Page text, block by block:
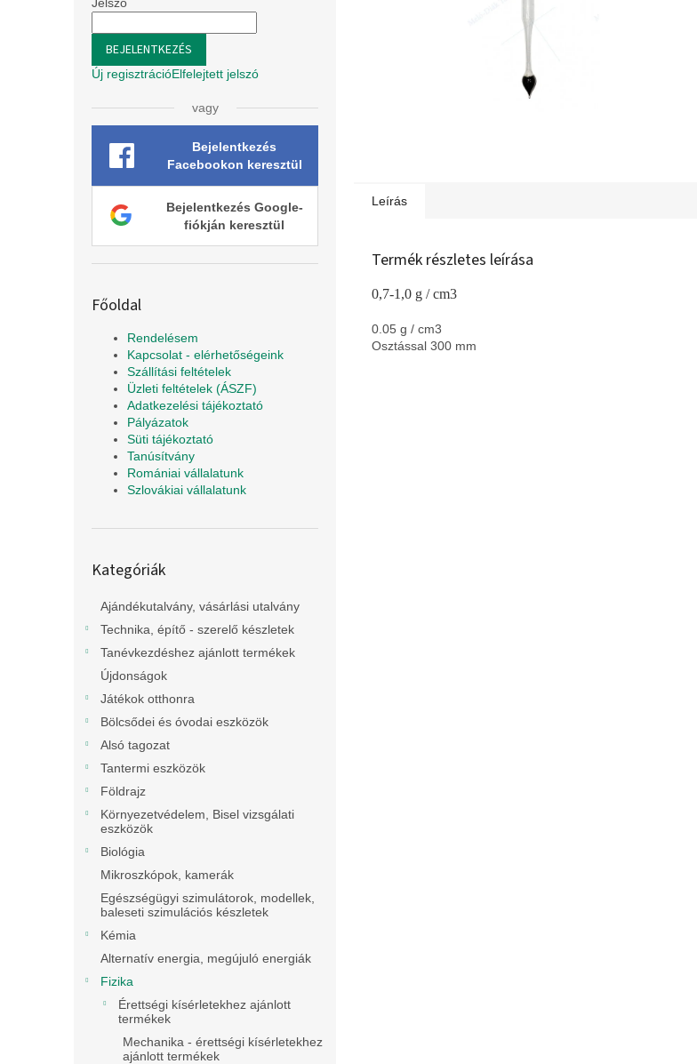
BEJELENTKEZÉS
Új regisztrációElfelejtett jelszó
vagy
Bejelentkezés
Facebookon keresztül
Bejelentkezés Google-
fiókján keresztül
Főoldal
Rendelésem
Kapcsolat - elérhetőségeink
Szállítási feltételek
Üzleti feltételek (ÁSZF)
Adatkezelési tájékoztató
Pályázatok
Süti tájékoztató
Tanúsítvány
Romániai vállalatunk
Szlovákiai vállalatunk
átugrása
Kategóriák
Ajándékutalvány, vásárlási utalvány
Technika, építő - szerelő készletek
Tanévkezdéshez ajánlott termékek
Újdonságok
Játékok otthonra
Bölcsődei és óvodai eszközök
Alsó tagozat
Tantermi eszközök
Földrajz
Környezetvédelem, Bisel vizsgálati
eszközök
Biológia
Mikroszkópok, kamerák
Egészségügyi szimulátorok, modellek,
baleseti szimulációs készletek
Kémia
Alternatív energia, megújuló energiák
Fizika
Érettségi kísérletekhez ajánlott
termékek
Mechanika - érettségi kísérletekhez
ajánlott termékek
Leírás
Termék részletes leírása
0,7-1,0 g / cm3
0.05 g / cm3
Osztással 300 mm